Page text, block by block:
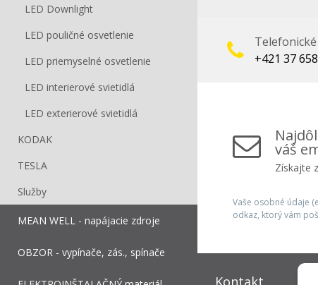
LED Downlight
LED pouličné osvetlenie
LED priemyselné osvetlenie
LED interierové svietidlá
LED exterierové svietidlá
KODAK
TESLA
Služby
MEAN WELL - napájacie zdroje
OBZOR - vypínače, zás., spínače
+421 37
váš
Získajte
Vaše osobné údaje
odkaz, ktorý vám
Kontakt